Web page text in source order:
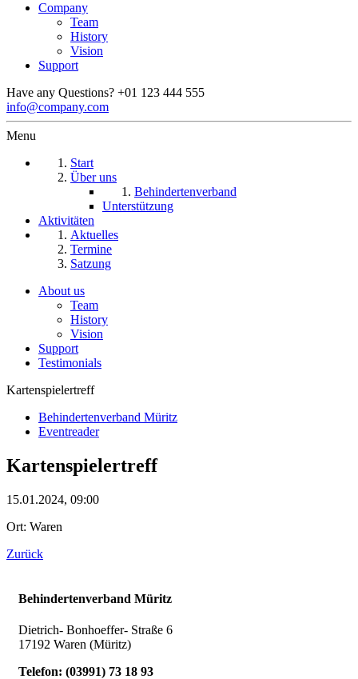
Company
Team
History
Vision
Support
Have any Questions? +01 123 444 555
info@company.com
Menu
Start
Über uns
Behindertenverband
Unterstützung
Aktivitäten
Aktuelles
Termine
Satzung
About us
Team
History
Vision
Support
Testimonials
Kartenspielertreff
Behindertenverband Müritz
Eventreader
Kartenspielertreff
15.01.2024, 09:00
Ort: Waren
Zurück
Behindertenverband Müritz
Dietrich- Bonhoeffer- Straße 6
17192 Waren (Müritz)
Telefon: (03991) 73 18 93